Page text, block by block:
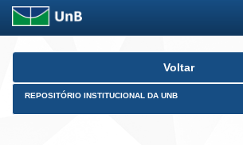
Skip
Voltar
REPOSITÓRIO INSTITUCIONAL DA UNB